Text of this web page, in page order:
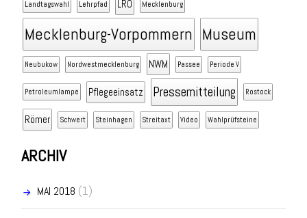
Landtagswahl Lehrpfad LRO Mecklenburg
Mecklenburg-Vorpommern Museum
Neubukow Nordwestmecklenburg NWM Passee Periode V
Petroleumlampe Pflegeeinsatz Pressemitteilung Rostock
Römer Schwert Steinhagen Streitaxt Video Wahlprüfsteine
ARCHIV
MAI 2018 (1)